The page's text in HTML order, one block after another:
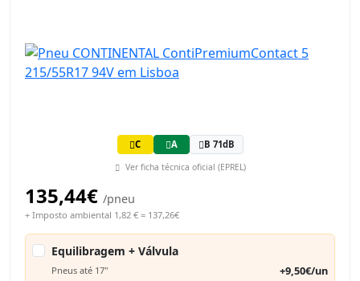
C A B 71dB
Ver ficha técnica oficial (EPREL)
135,44€ /pneu
+ Imposto ambiental 1,82 € = 137,26€
Equilibragem + Válvula
Pneus até 17" +9,50€/un